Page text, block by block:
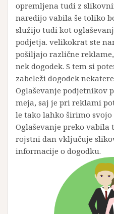
opremljena tudi z
naredijo vabila še toliko
služijo tudi kot
podjetja. velikokrat ste
pošiljajo različne
nek dogodek. S tem si
zabeleži dogodek
Oglaševanje podjetnikov
meja, saj je pri reklami
le tako lahko širimo svojo
Oglaševanje preko vabila
rojstni dan vključuje
informacije o dogodku.